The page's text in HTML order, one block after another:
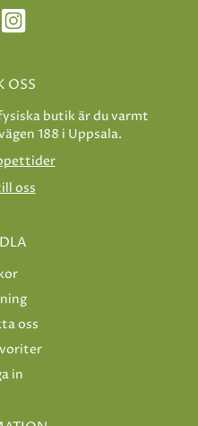
OSS
butik är du varmt
188 i Uppsala.
oss
oss
in